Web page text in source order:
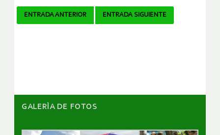
Navegador
ENTRADA ANTERIOR ENTRADA SIGUIENTE
GALERÌA DE FOTOS